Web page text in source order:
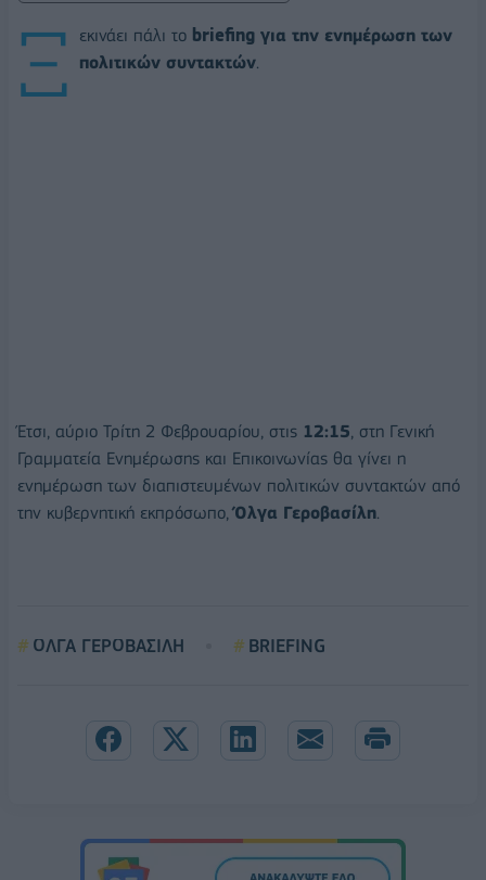
Ξ εκινάει πάλι το briefing για την ενημέρωση των
πολιτικών συντακτών.
Έτσι, αύριο Τρίτη 2 Φεβρουαρίου, στις 12:15, στη Γενική
Γραμματεία Ενημέρωσης και Επικοινωνίας θα γίνει η
ενημέρωση των διαπιστευμένων πολιτικών συντακτών από
την κυβερνητική εκπρόσωπο,Όλγα Γεροβασίλη.
ΟΛΓΑ ΓΕΡΟΒΑΣΙΛΗ BRIEFING